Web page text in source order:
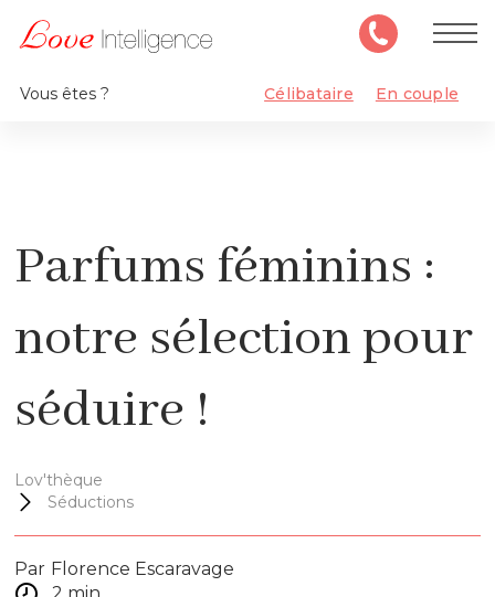
Vous êtes ? Célibataire En couple
Parfums féminins :
notre sélection pour
séduire !
Lov'thèque
Séductions
Par Florence Escaravage